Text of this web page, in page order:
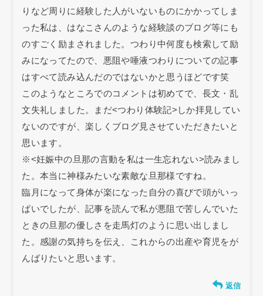
りなど周りに経験した人がいないものにかかってしま
った私は、はなこさんのような経験談のブログ等にも
のすごく励まされました。つわり中何度も検索して励
みになってたので、悪阻や唾液つわりについての記事
はすべて読み込んだのではないかと思うほどです笑
このようなところでのコメントは初めてで、長文・乱
文失礼しました。まだ<つわり体験記>しか拝見してい
ないのですが、楽しくブログ見させていただきたいと
思います。
※<妊娠中の旦那の言動を私は一生忘れない>読みまし
た。本当に神様みたいな素敵な旦那様ですね。
臨月になって身体が楽になった自分の喜びで頭がいっ
ぱいでしたが、記事を読んで私が悪阻で苦しんでいた
ときの旦那の優しさを走馬灯のように思い出しまし
た。感謝の気持ちを伝え、これからの出産や育児をが
んばりたいと思います。
返信